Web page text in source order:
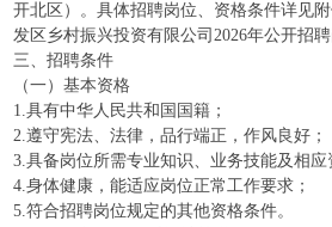
开北区）。具体招聘岗位、资格条件详见
发区乡村振兴投资有限公司2026年公开招聘
三、招聘条件
（一）基本资格
1.具有中华人民共和国国籍；
2.遵守宪法、法律，品行端正，作风良好；
3.具备岗位所需专业知识、业务技能及相应
4.身体健康，能适应岗位正常工作要求；
5.符合招聘岗位规定的其他资格条件。